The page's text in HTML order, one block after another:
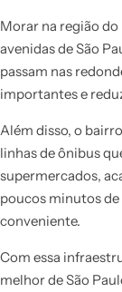
Morar na região
avenidas de São
passam nas
importantes e
Além disso, o
linhas de ônibus
supermercados,
poucos minutos de
conveniente.
Com essa
melhor de São